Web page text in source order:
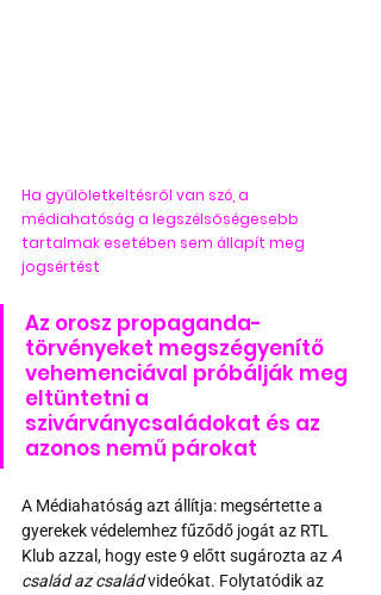
Ha gyűlöletkeltésről van szó, a
médiahatóság a legszélsőségesebb
tartalmak esetében sem állapít meg
jogsértést
Az orosz propaganda-
törvényeket megszégyenítő
vehemenciával próbálják meg
eltüntetni a
szivárványcsaládokat és az
azonos nemű párokat
A Médiahatóság azt állítja: megsértette a
gyerekek védelemhez fűződő jogát az RTL
Klub azzal, hogy este 9 előtt sugározta az A
család az család videókat. Folytatódik az